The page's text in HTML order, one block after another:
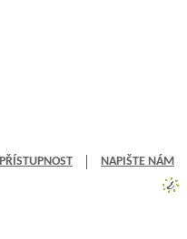
PŘÍSTUPNOST NAPIŠTE NÁM